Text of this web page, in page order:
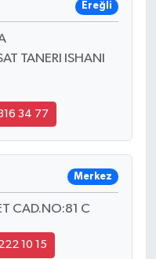
Ereğli
TANERI ISHANI
34 77
Merkez
CAD.NO:81 C
10 15